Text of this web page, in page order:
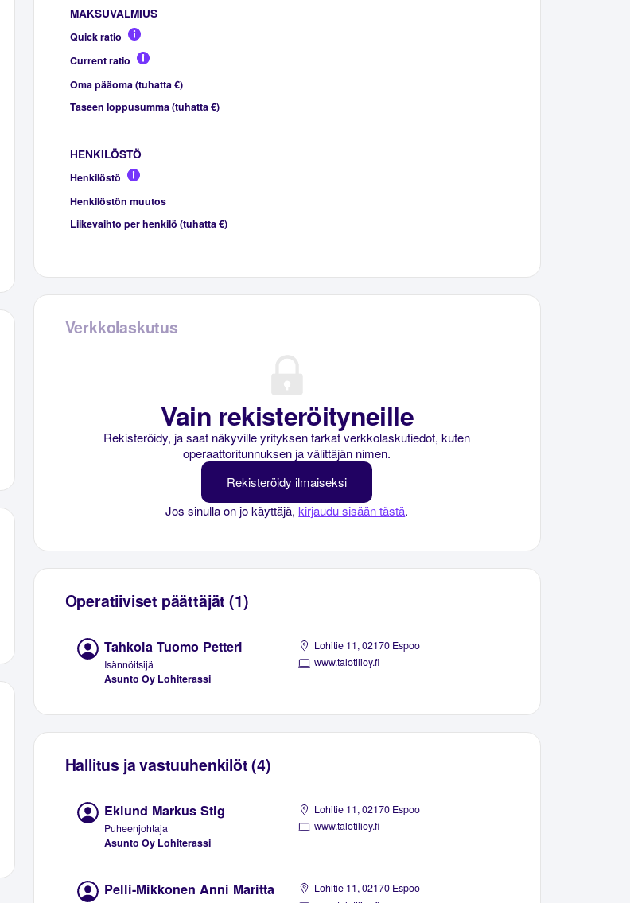
MAKSUVALMIUS
Quick ratio
Current ratio
Oma pääoma (tuhatta €)
Taseen loppusumma (tuhatta €)
HENKILÖSTÖ
Henkilöstö
Henkilöstön muutos
Liikevaihto per henkilö (tuhatta €)
Verkkolaskutus
Vain rekisteröityneille
Rekisteröidy, ja saat näkyville yrityksen tarkat verkkolaskutiedot, kuten
operaattoritunnuksen ja välittäjän nimen.
Rekisteröidy ilmaiseksi
Jos sinulla on jo käyttäjä,kirjaudu sisään tästä.
Operatiiviset päättäjät (1)
Tahkola Tuomo Petteri
Isännöitsijä
Asunto Oy Lohiterassi
Lohitie 11, 02170 Espoo
www.talotilioy.fi
Hallitus ja vastuuhenkilöt (4)
Eklund Markus Stig
Puheenjohtaja
Asunto Oy Lohiterassi
Lohitie 11, 02170 Espoo
www.talotilioy.fi
Pelli-Mikkonen Anni Maritta
Lohitie 11, 02170 Espoo